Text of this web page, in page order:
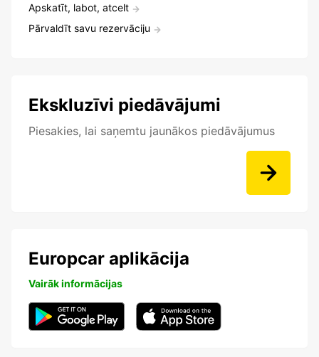
Apskatīt, labot, atcelt
Pārvaldīt savu rezervāciju
Ekskluzīvi piedāvājumi
Piesakies, lai saņemtu jaunākos piedāvājumus
Europcar aplikācija
Vairāk informācijas